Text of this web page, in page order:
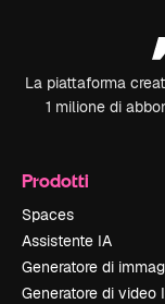
La piattaforma
1 milione di
Prodotti
Spaces
Assistente IA
Generatore di
Generatore di video